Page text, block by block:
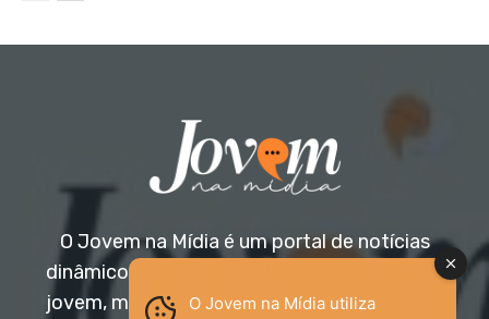
O Jovem na Mídia é um portal de notícias
dinâmico e acessível, voltado para o público
jovem, mas aberto a todas as idades. Nossa
O Jovem na Mídia utiliza